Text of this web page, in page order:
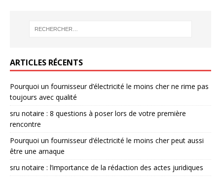
ARTICLES RÉCENTS
Pourquoi un fournisseur d’électricité le moins cher ne rime pas
toujours avec qualité
sru notaire : 8 questions à poser lors de votre première
rencontre
Pourquoi un fournisseur d’électricité le moins cher peut aussi
être une arnaque
sru notaire : l’importance de la rédaction des actes juridiques